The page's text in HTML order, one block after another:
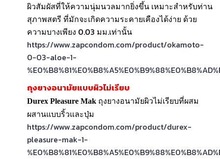
ผิวสัมผัสที่ให้ความนุ่มนวลมากยิ่งขึ้น เหมาะสำหรับท่าน
สุภาพสตรี ที่มักจะเกิดความระคายเคืองได้ง่าย ด้วย
ความบางเพียง 0.03 มม.เท่านั้น
https://www.zapcondom.com/product/okamoto-
0-03-aloe-1-
ถุงยางอนามัยแบบผิวไม่เรียบ
Durex Pleasure Mak ถุงยางอนามัยผิวไม่เรียบที่ผสม
ผสานแบบริ้วและปุ่ม
https://www.zapcondom.com/product/durex-
pleasure-mak-1-